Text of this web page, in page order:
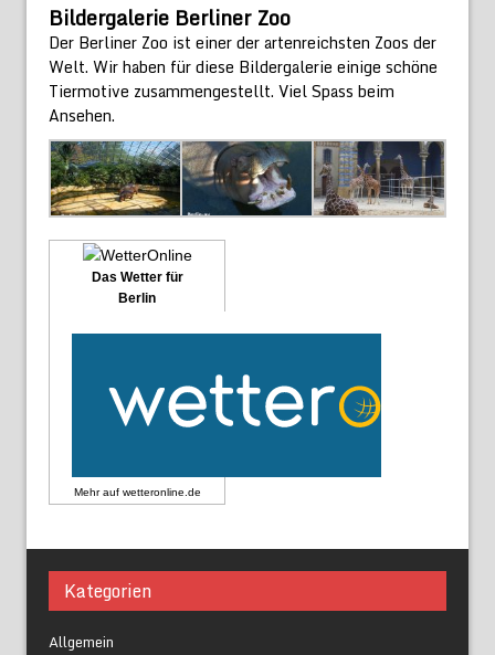
Bildergalerie Berliner Zoo
Der Berliner Zoo ist einer der artenreichsten Zoos der
Welt. Wir haben für diese Bildergalerie einige schöne
Tiermotive zusammengestellt. Viel Spass beim
Ansehen.
Das Wetter für
Berlin
Mehr auf wetteronline.de
Kategorien
Allgemein